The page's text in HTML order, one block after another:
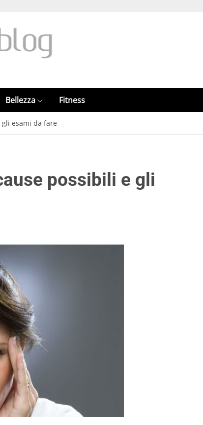
Bellezza Fitness
esami da fare
possibili e gli